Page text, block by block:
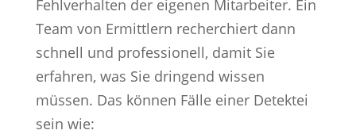
Fehlverhalten der eigenen Mitarbeiter. Ein
Team von Ermittlern recherchiert dann
schnell und professionell, damit Sie
erfahren, was Sie dringend wissen
müssen. Das können Fälle einer Detektei
sein wie: